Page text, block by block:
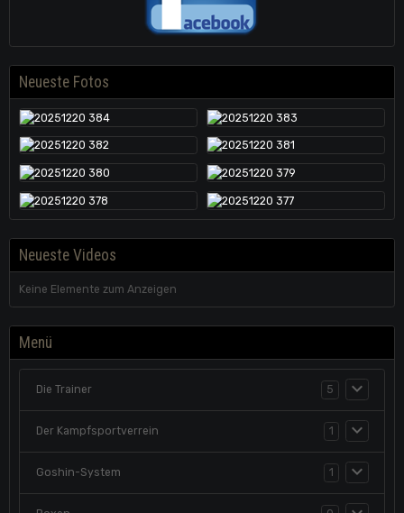
Neueste Fotos
Neueste Videos
Keine Elemente zum Anzeigen
Menü
Die Trainer 5
Der Kampfsportverrein 1
Goshin-System 1